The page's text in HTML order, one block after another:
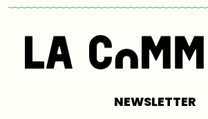
NEWSLETTER